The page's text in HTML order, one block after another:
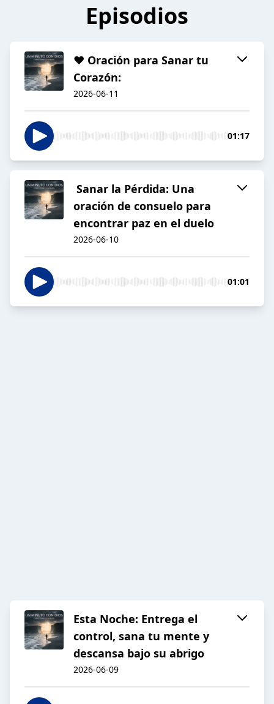
Episodios
❤️‍ Oración para Sanar tu
Corazón:
2026-06-11
01:17
️ Sanar la Pérdida: Una
oración de consuelo para
encontrar paz en el duelo
2026-06-10
01:01
Esta Noche: Entrega el
control, sana tu mente y
descansa bajo su abrigo
2026-06-09